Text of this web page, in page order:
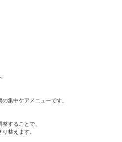
集中ケアメニューです。
することで、
整えます。